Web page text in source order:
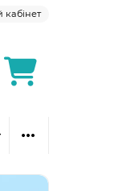
кабінет